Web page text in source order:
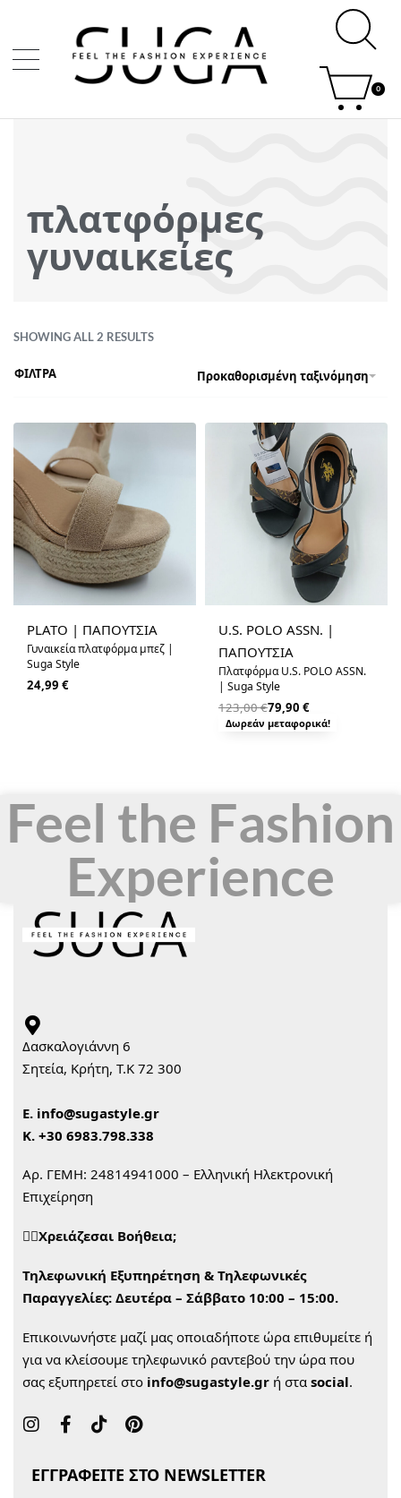
0
πλατφόρμες
γυναικείες
SHOWING ALL 2 RESULTS
Προκαθορισμένη ταξινόμηση
ΦΙΛΤΡΑ
PLATO | ΠΑΠΟΥΤΣΙΑ
Γυναικεία πλατφόρμα μπεζ |
Suga Style
24,99 €
U.S. POLO ASSN. |
ΠΑΠΟΥΤΣΙΑ
Πλατφόρμα U.S. POLO ASSN.
| Suga Style
123,00€79,90 €
Δωρεάν μεταφορικά!
Feel the Fashion
Experience
Δασκαλογιάννη 6
Σητεία, Κρήτη, Τ.Κ 72 300
Ε. info@sugastyle.gr
Κ. +30 6983.798.338
Αρ. ΓΕΜΗ: 24814941000 – Ελληνική Ηλεκτρονική
Επιχείρηση
🙋‍♀️Χρειάζεσαι Βοήθεια;
Τηλεφωνική Εξυπηρέτηση & Τηλεφωνικές
Παραγγελίες: Δευτέρα – Σάββατο 10:00 – 15:00.
Επικοινωνήστε μαζί μας οποιαδήποτε ώρα επιθυμείτε ή
για να κλείσουμε τηλεφωνικό ραντεβού την ώρα που
σας εξυπηρετεί στο info@sugastyle.gr ή στα social.
ΕΓΓΡΑΦΕΙΤΕ ΣΤΟ NEWSLETTER